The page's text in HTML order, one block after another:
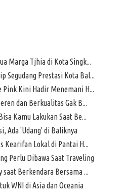
Marga Tjhia di Kota Singk...
Prestasi Kota Bal...
Pink Kini Hadir Menemani H...
dan Berkualitas Gak B...
Kamu Lakukan Saat Be...
Ada 'Udang' di Baliknya
Lokal di Pantai H...
Perlu Dibawa Saat Traveling
Berkendara Bersama ...
WNI di Asia dan Oceania